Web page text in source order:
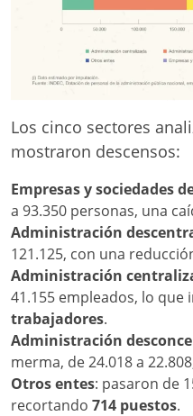
Los cinco sectores
mostraron descensos:
Empresas y sociedades
a 93.350 personas, una
Administración
121.125, con una
Administración
41.155 empleados, lo que
trabajadores.
Administración
merma, de 24.018 a
Otros entes: pasaron de
recortando 714 puestos.